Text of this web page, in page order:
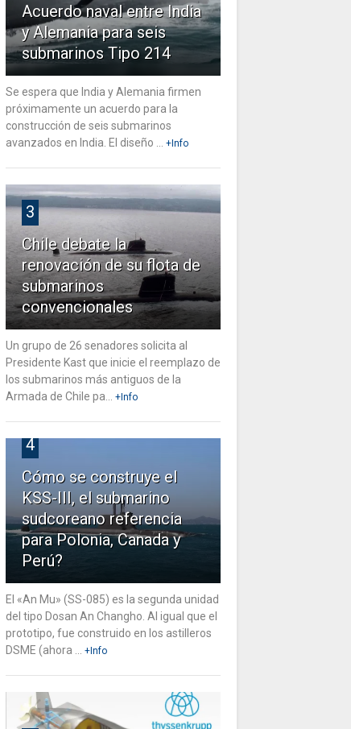
Acuerdo naval entre India
y Alemania para seis
submarinos Tipo 214
Se espera que India y Alemania firmen
próximamente un acuerdo para la
construcción de seis submarinos
avanzados en India. El diseño ...
+Info
3
Chile debate la
renovación de su flota de
submarinos
convencionales
Un grupo de 26 senadores solicita al
Presidente Kast que inicie el reemplazo de
los submarinos más antiguos de la
Armada de Chile pa...
+Info
4
Cómo se construye el
KSS-III, el submarino
sudcoreano referencia
para Polonia, Canada y
Perú?
El «An Mu» (SS-085) es la segunda unidad
del tipo Dosan An Changho. Al igual que el
prototipo, fue construido en los astilleros
DSME (ahora ...
+Info